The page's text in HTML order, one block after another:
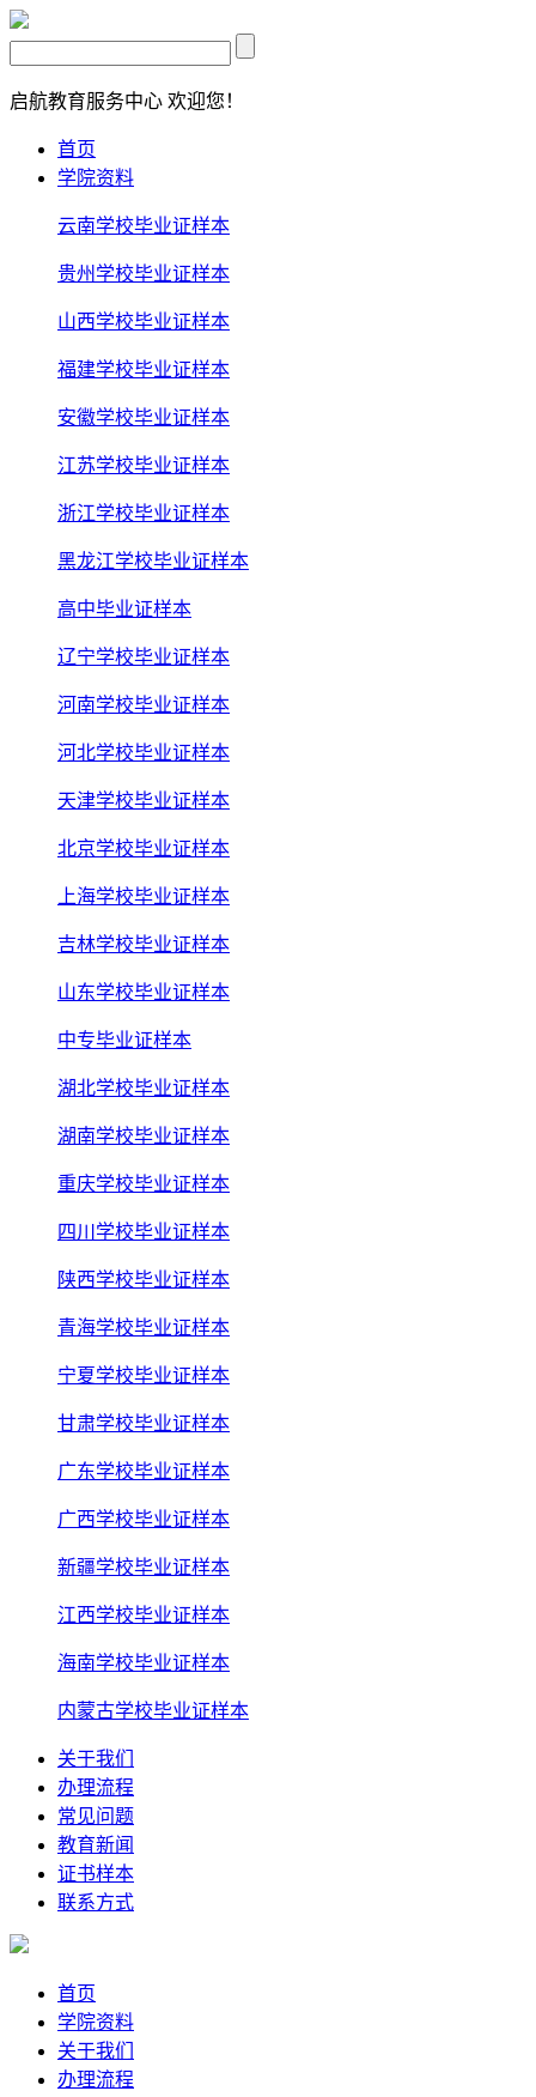
启航教育服务中心 欢迎您！
首页
学院资料
云南学校毕业证样本
贵州学校毕业证样本
山西学校毕业证样本
福建学校毕业证样本
安徽学校毕业证样本
江苏学校毕业证样本
浙江学校毕业证样本
黑龙江学校毕业证样本
高中毕业证样本
辽宁学校毕业证样本
河南学校毕业证样本
河北学校毕业证样本
天津学校毕业证样本
北京学校毕业证样本
上海学校毕业证样本
吉林学校毕业证样本
山东学校毕业证样本
中专毕业证样本
湖北学校毕业证样本
湖南学校毕业证样本
重庆学校毕业证样本
四川学校毕业证样本
陕西学校毕业证样本
青海学校毕业证样本
宁夏学校毕业证样本
甘肃学校毕业证样本
广东学校毕业证样本
广西学校毕业证样本
新疆学校毕业证样本
江西学校毕业证样本
海南学校毕业证样本
内蒙古学校毕业证样本
关于我们
办理流程
常见问题
教育新闻
证书样本
联系方式
首页
学院资料
关于我们
办理流程